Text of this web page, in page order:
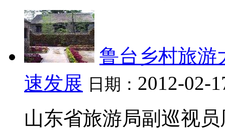
鲁台乡村旅游
速发展 日期： 2012-02-
山东省旅游局副巡视